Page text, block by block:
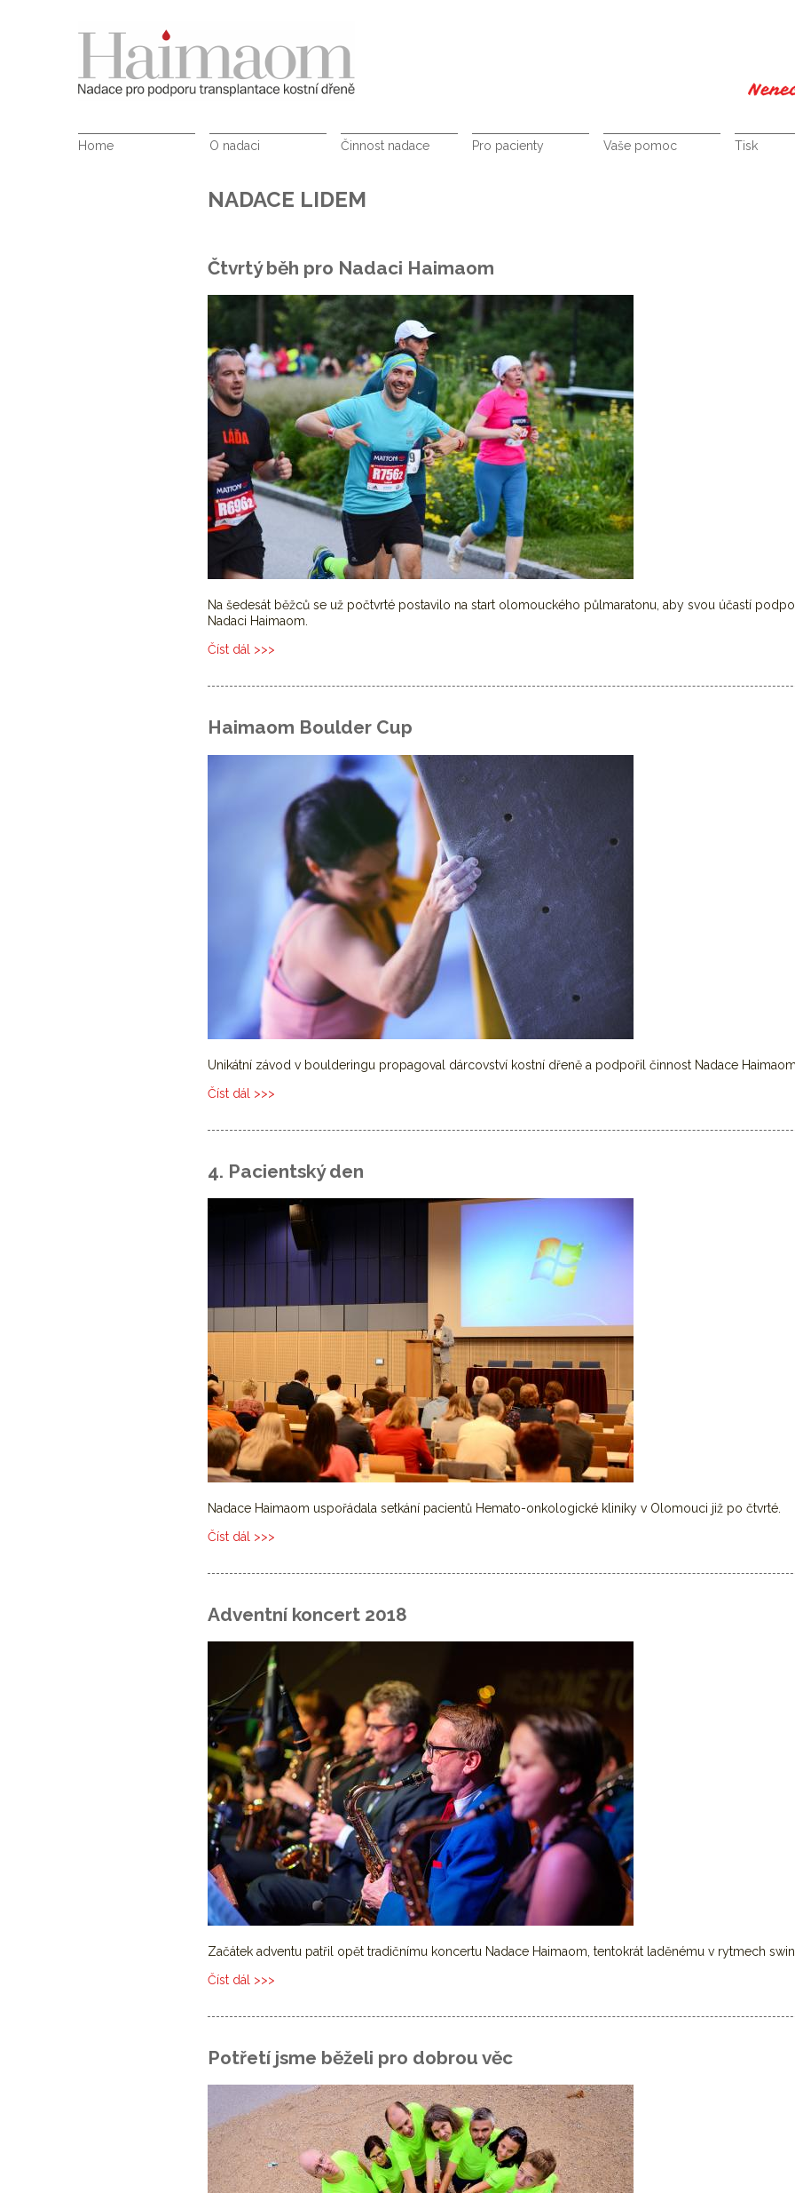
Home O nadaci Činnost nadace Pro pacienty Vaše pomoc Tisk
NADACE LIDEM
Čtvrtý běh pro Nadaci Haimaom
Na šedesát běžců se už počtvrté postavilo na start olomouckého půlmaratonu, aby svou účastí
Nadaci Haimaom.
Číst dál Čtvrtý běh pro Nadaci Haimaom
Haimaom Boulder Cup
Unikátní závod v boulderingu propagoval dárcovství kostní dřeně a podpořil činnost Nadace
Číst dál Haimaom Boulder Cup
4. Pacientský den
Nadace Haimaom uspořádala setkání pacientů Hemato-onkologické kliniky v Olomouci již po čtvrté.
Číst dál
4. Pacientský den
Adventní koncert 2018
Začátek adventu patřil opět tradičnímu koncertu Nadace Haimaom, tentokrát laděnému v rytmech
Číst dál
Adventní koncert 2018
Potřetí jsme běželi pro dobrou věc